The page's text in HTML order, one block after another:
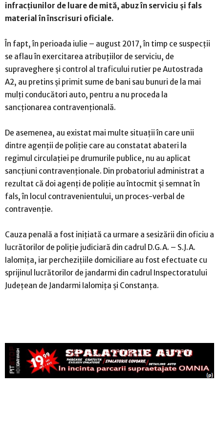
infracțiunilor de luare de mită, abuz în serviciu și fals
material în înscrisuri oficiale.
În fapt, în perioada iulie – august 2017, în timp ce suspecții
se aflau în exercitarea atribuțiilor de serviciu, de
supraveghere și control al traficului rutier pe Autostrada
A2, au pretins și primit sume de bani sau bunuri de la mai
mulți conducători auto, pentru a nu proceda la
sancționarea contravențională.
De asemenea, au existat mai multe situații în care unii
dintre agenții de poliție care au constatat abateri la
regimul circulației pe drumurile publice, nu au aplicat
sancțiuni contravenționale. Din probatoriul administrat a
rezultat că doi agenți de poliție au întocmit și semnat în
fals, în locul contravenientului, un proces-verbal de
contravenție.
Cauza penală a fost inițiată ca urmare a sesizării din oficiu a
lucrătorilor de poliție judiciară din cadrul D.G.A. – S.J.A.
Ialomița, iar perchezițiile domiciliare au fost efectuate cu
sprijinul lucrătorilor de jandarmi din cadrul Inspectoratului
Județean de Jandarmi Ialomița și Constanța.